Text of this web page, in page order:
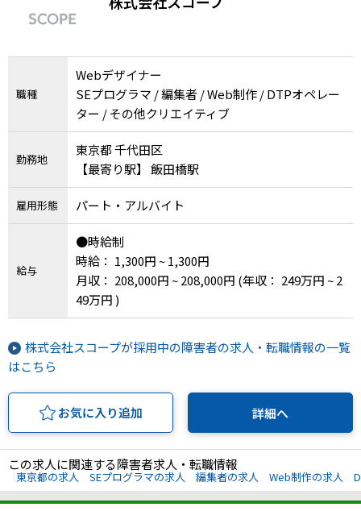
職種
Webデザイナー
SEプログラマ / 編集者 / Web制作 / DTPオペレー
ター / その他クリエイティブ
勤務地
東京都 千代田区
【最寄り駅】 飯田橋駅
雇用形態 パート・アルバイト
給与
●時給制
時給： 1,300円 ~ 1,300円
月収： 208,000円 ~ 208,000円 (年収： 249万円 ~ 2
49万円 )
株式会社スコープが採用中の障害者の求人・転職情報の一覧
はこちら
お気に入り追加 詳細へ
この求人に関連する障害者求人・転職情報
東京都の求人 SEプログラマの求人 編集者の求人 Web制作の求人